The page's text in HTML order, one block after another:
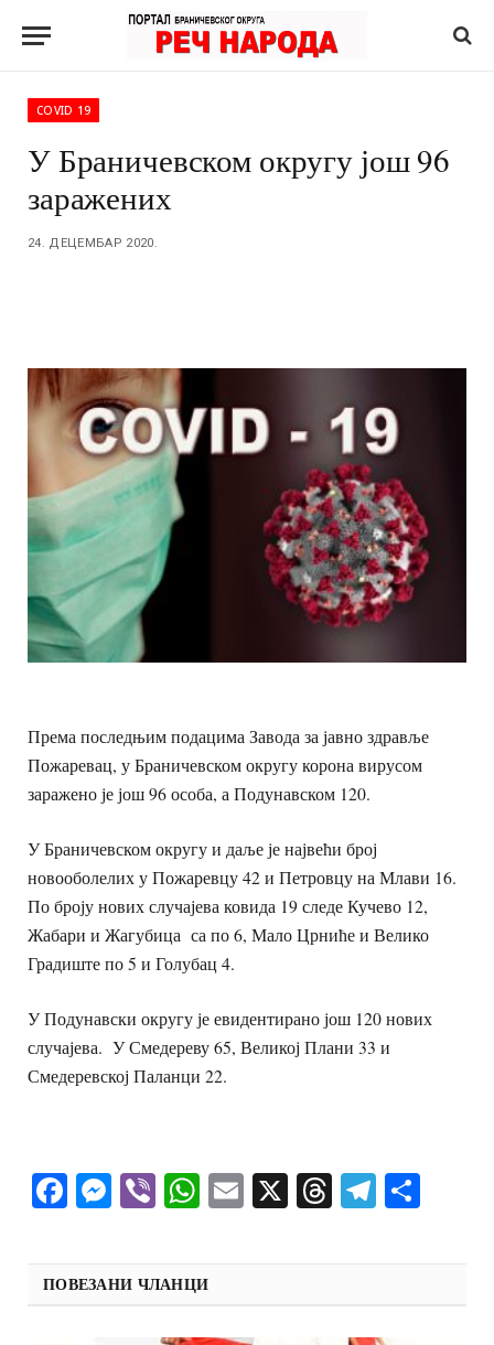
COVID 19
У Браничевском округу још 96
заражених
24. ДЕЦЕМБАР 2020.
Према последњим подацима Завода за јавно здравље
Пожаревац, у Браничевском округу корона вирусом
заражено је још 96 особа, а Подунавском 120.
У Браничевском округу и даље је највећи број
новооболелих у Пожаревцу 42 и Петровцу на Млави 16.
По броју нових случајева ковида 19 следе Кучево 12,
Жабари и Жагубица са по 6, Мало Црниће и Велико
Градиште по 5 и Голубац 4.
У Подунавски округу је евидентирано још 120 нових
случајева. У Смедереву 65, Великој Плани 33 и
Смедеревској Паланци 22.
Facebook
Messenger
ViberWhatsApp
Email
X Threads
ПОВЕЗАНИ ЧЛАНЦИ